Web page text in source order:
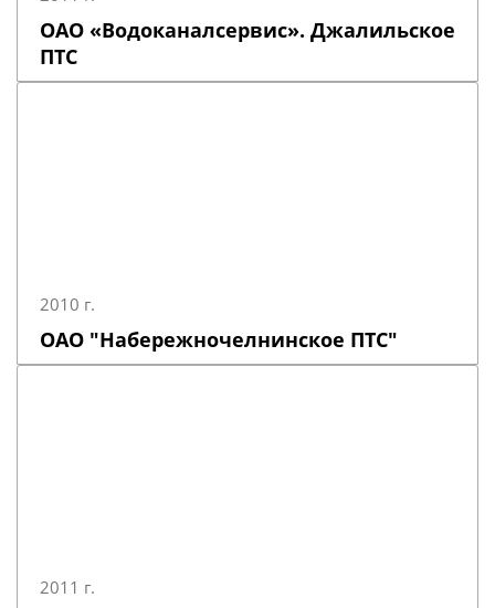
ОАО «Водоканалсервис». Джалильское
ПТС
2010 г.
ОАО "Набережночелнинское ПТС"
2011 г.